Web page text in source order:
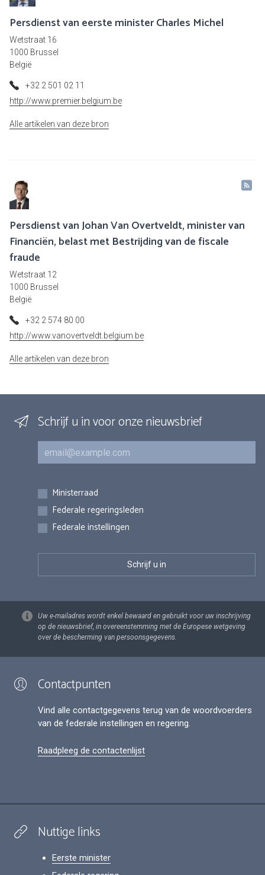
Persdienst van eerste minister Charles Michel
Wetstraat 16
1000 Brussel
België
+32 2 501 02 11
http://www.premier.belgium.be
Alle artikelen van deze bron
Persdienst van Johan Van Overtveldt, minister van
Financiën, belast met Bestrijding van de fiscale
fraude
Wetstraat 12
1000 Brussel
België
+32 2 574 80 00
http://www.vanovertveldt.belgium.be
Alle artikelen van deze bron
Schrijf u in voor onze nieuwsbrief
E-mail
Inschrijvingen
Ministerraad
Federale regeringsleden
Federale instellingen
Uw e-mailadres wordt enkel bewaard en gebruikt voor uw inschrijving
op de nieuwsbrief, in overeenstemming met de Europese wetgeving
over de bescherming van persoonsgegevens.
Contactpunten
Vind alle contactgegevens terug van de woordvoerders
van de federale instellingen en regering.
Raadpleeg de contactenlijst
Nuttige links
Eerste minister